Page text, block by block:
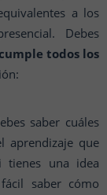
a los
Debes
cumple todos los
saber cuáles
aprendizaje que
tienes una idea
saber cómo